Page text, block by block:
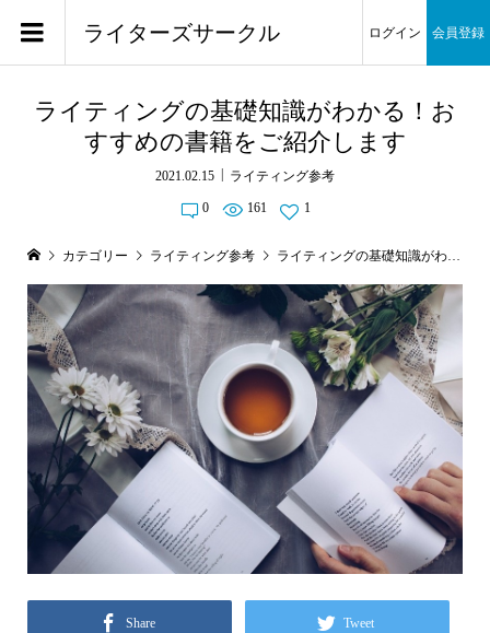
ライターズサークル ログイン 会員登録
ライティングの基礎知識がわかる！お
すすめの書籍をご紹介します
2021.02.15 ライティング参考
0 161 1
カテゴリー ライティング参考 ライティングの基礎知識がわかる！おすすめの書籍をご紹介します
Share Tweet